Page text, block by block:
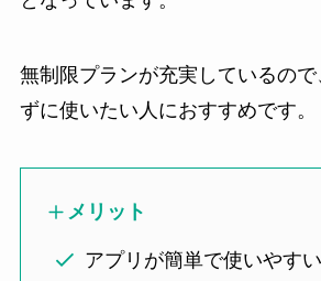
無制限プランが充実しているの
ずに使いたい人におすすめです。
メリット
アプリが簡単で使いやすい